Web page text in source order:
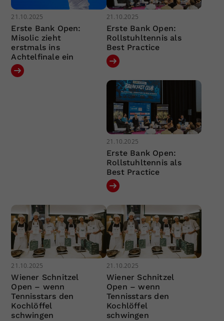
21.10.2025
Erste Bank Open:
Misolic zieht
erstmals ins
Achtelfinale ein
21.10.2025
Erste Bank Open:
Rollstuhltennis als
Best Practice
21.10.2025
Erste Bank Open:
Rollstuhltennis als
Best Practice
21.10.2025
Wiener Schnitzel
Open – wenn
Tennisstars den
Kochlöffel
schwingen
21.10.2025
Wiener Schnitzel
Open – wenn
Tennisstars den
Kochlöffel
schwingen